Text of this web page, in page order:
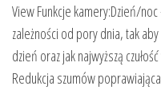
View Funkcje kamery:Dzień/
zależności od pory dnia, tak
dzień oraz jak najwyższą
Redukcja szumów